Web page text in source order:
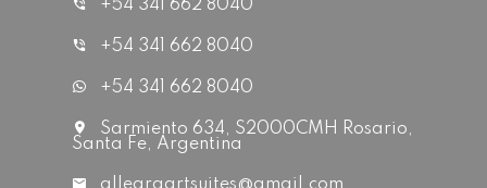
+54 341 662 8040
+54 341 662 8040
+54 341 662 8040
Sarmiento 634, S2000CMH Rosario,
Santa Fe, Argentina